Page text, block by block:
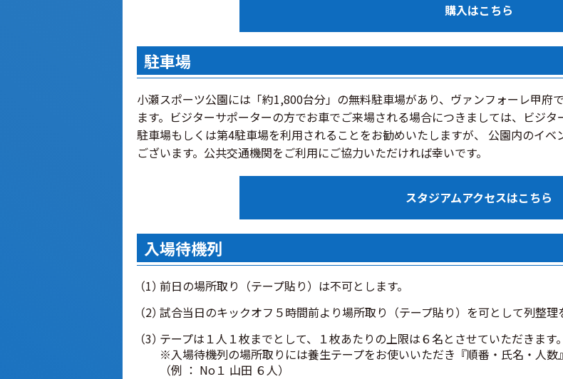
購入はこちら
駐車場
小瀬スポーツ公園には「約1,800台分」の無料駐車場があり、ヴァンフォーレ甲府
ます。ビジターサポーターの方でお車でご来場される場合につきましては、ビジ
駐車場もしくは第4駐車場を利用されることをお勧めいたしますが、 公園内のイ
ございます。公共交通機関をご利用にご協力いただければ幸いです。
スタジアムアクセスはこちら
入場待機列
前日の場所取り（テープ貼り）は不可とします。
試合当日のキックオフ５時間前より場所取り（テープ貼り）を可として列整理
テープは１人１枚までとして、１枚あたりの上限は６名とさせていただきます
※入場待機列の場所取りには養生テープをお使いいただき『順番・氏名・人数
（例 ： No１ 山田 ６人）